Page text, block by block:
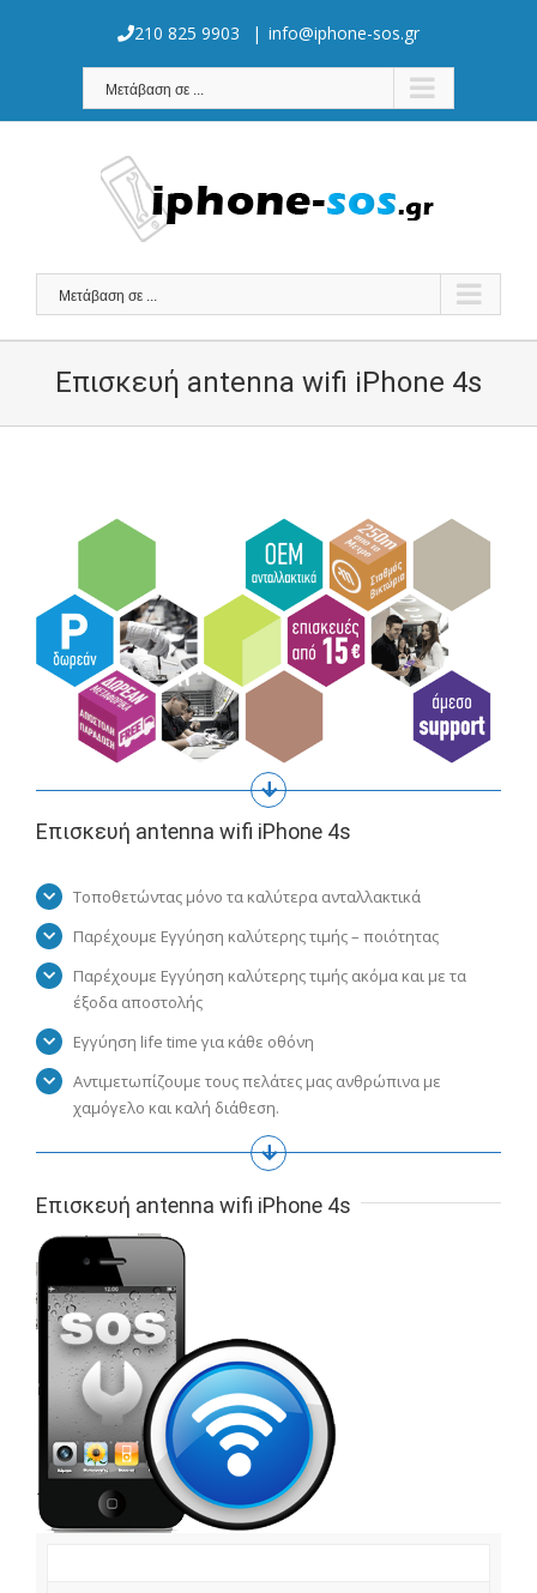
210 825 9903 | info@iphone-sos.gr
Μετάβαση σε ...
Μετάβαση σε ...
Επισκευή antenna wifi iPhone 4s
Επισκευή antenna wifi iPhone 4s
Τοποθετώντας μόνο τα καλύτερα ανταλλακτικά
Παρέχουμε Εγγύηση καλύτερης τιμής – ποιότητας
Παρέχουμε Εγγύηση καλύτερης τιμής ακόμα και με τα
έξοδα αποστολής
Εγγύηση life time για κάθε οθόνη
Αντιμετωπίζουμε τους πελάτες μας ανθρώπινα με
χαμόγελο και καλή διάθεση.
Επισκευή antenna wifi iPhone 4s